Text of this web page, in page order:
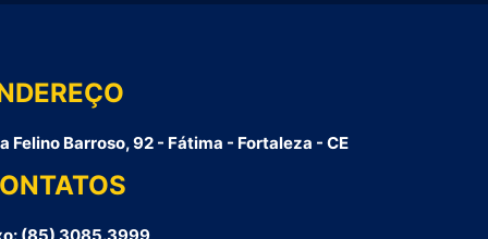
Felino Barroso, 92 - Fátima - Fortaleza - CE